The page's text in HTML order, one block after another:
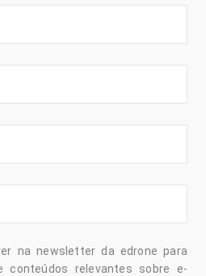
na newsletter da edrone para
conteúdos relevantes sobre e-